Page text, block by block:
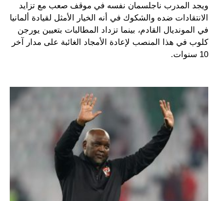
ويجد المدرب ناجلسمان نفسه في موقف صعب مع تزايد
الانتقادات ضده والشكوك في أنه الخيار الأمثل لقيادة ألمانيا
في المونديال القادم، بينما تزداد المطالبات بتعيين يورجن
كلوب في هذا المنصب لإعادة الأمجاد الغائبة على مدار آخر
10 سنوات.